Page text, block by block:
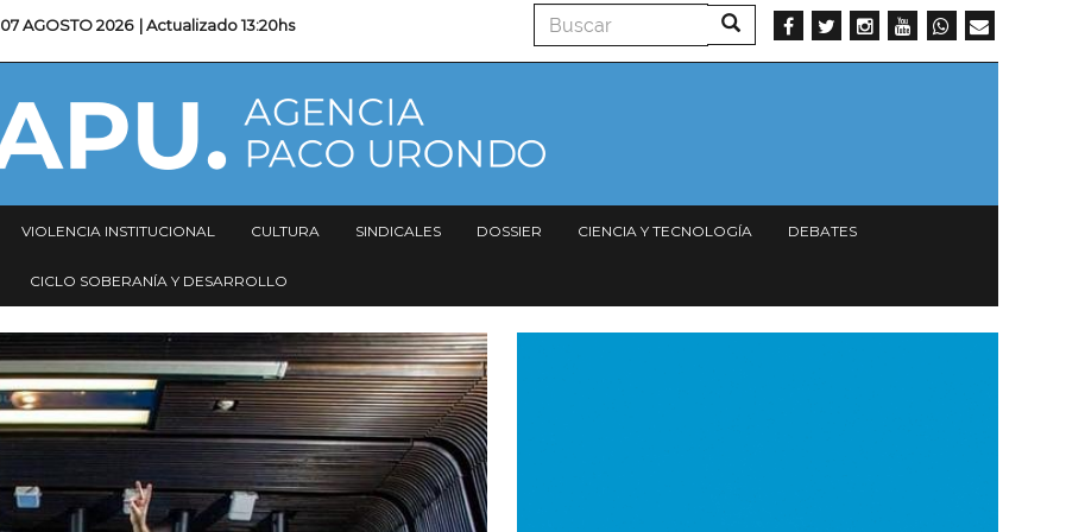
07 AGOSTO 2026 | Actualizado13:20hs Buscar Buscar
VIOLENCIA INSTITUCIONAL CULTURA SINDICALES DOSSIER CIENCIA Y TECNOLOGÍA DEBATES
CICLO SOBERANÍA Y DESARROLLO